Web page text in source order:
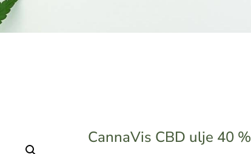
CannaVis CBD ulje 40 %